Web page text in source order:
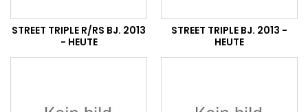
STREET TRIPLE R/RS BJ. 2013
- HEUTE
STREET TRIPLE BJ. 2013 -
HEUTE